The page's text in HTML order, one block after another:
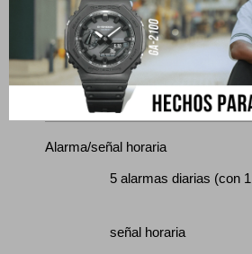
tiempo de inicio de cuenta
minutos (incrementos de 1
Repetición automática, alarma de
Alarma/señal horaria
5 alarmas diarias (con 1
señal horaria